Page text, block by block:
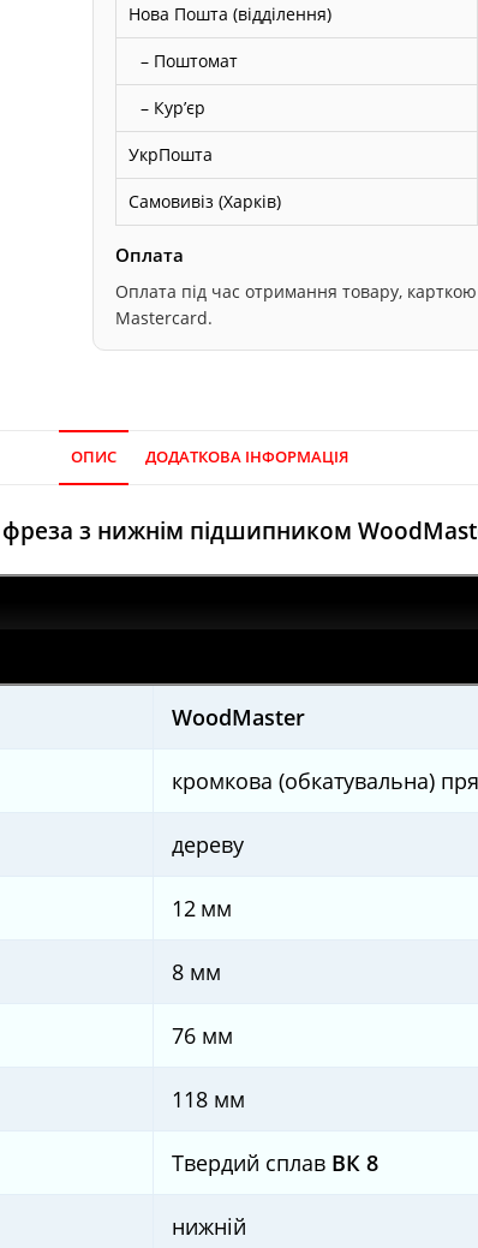
Нова Пошта (відділення)
– Поштомат
– Курʼєр
УкрПошта
Самовивіз (Харків)
Оплата
Оплата під час отримання товару,
Mastercard.
ОПИС ДОДАТКОВА ІНФОРМАЦІЯ
з нижнім підшипником
WoodMaster
кромкова (обкатувальна)
дереву
12 мм
8 мм
76 мм
118 мм
Твердий сплав ВК 8
нижній